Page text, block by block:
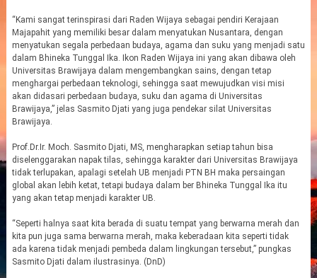
“Kami sangat terinspirasi dari Raden Wijaya sebagai pendiri Kerajaan
Majapahit yang memiliki besar dalam menyatukan Nusantara, dengan
menyatukan segala perbedaan budaya, agama dan suku yang menjadi satu
dalam Bhineka Tunggal Ika. Ikon Raden Wijaya ini yang akan dibawa oleh
Universitas Brawijaya dalam mengembangkan sains, dengan tetap
menghargai perbedaan teknologi, sehingga saat mewujudkan visi misi
akan didasari perbedaan budaya, suku dan agama di Universitas
Brawijaya,” jelas Sasmito Djati yang juga pendekar silat Universitas
Brawijaya.
Prof.Dr.Ir. Moch. Sasmito Djati, MS, mengharapkan setiap tahun bisa
diselenggarakan napak tilas, sehingga karakter dari Universitas Brawijaya
tidak terlupakan, apalagi setelah UB menjadi PTN BH maka persaingan
global akan lebih ketat, tetapi budaya dalam ber Bhineka Tunggal Ika itu
yang akan tetap menjadi karakter UB.
“Seperti halnya saat kita berada di suatu tempat yang berwarna merah dan
kita pun juga sama berwarna merah, maka keberadaan kita seperti tidak
ada karena tidak menjadi pembeda dalam lingkungan tersebut,” pungkas
Sasmito Djati dalam ilustrasinya. (DnD)